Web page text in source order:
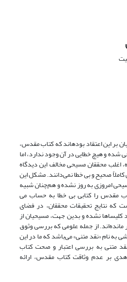
بر این اعتقاد بوده­اند که کتاب مقدس،
شده و هیچ خطایی در آن وجود ندارد، اما
اغلب محققان مسیحی مخالف این دیدگاه
صحیح و بی خطا نمی‌دانند. مشکل این
امروزی به روز نشده و هم‌چنان شبیه
مقدس را کتابی بی خطا به حساب می
که نتایج تحقیقات محققان، در فضای
کلیساها نشده و بدین جهت، مسیحیان از
از جمله علومی که بررسی وثوق
‌به نام «نقد متنی» می‌باشد که ما در این
متنی به بررسی اعتبار و صحت کتاب
بر عدم وثاقت کتاب مقدس، ارائه